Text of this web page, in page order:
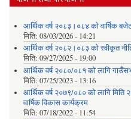
आर्थिक वर्ष २०८३।०८४ को वार्षिक
मिति: 08/03/2026 - 14:21
आर्थिक वर्ष २०८२।०८३ को स्वीकृत
मिति: 09/27/2025 - 19:00
आर्थिक वर्ष २०८०/०८१ को लागि
मिति: 07/25/2023 - 13:16
आर्थिक वर्ष २०७९/०८० को लागि मिति
वार्षिक विकास कार्यक्रम
मिति: 07/18/2022 - 11:54